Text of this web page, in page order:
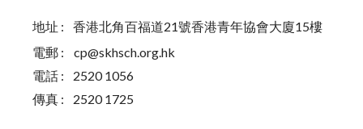
地址 :
香港北角百福道21號香港青年協會大廈15樓
電郵 :
cp@skhsch.org.hk
電話 :
2520 1056
傳真 :
2520 1725